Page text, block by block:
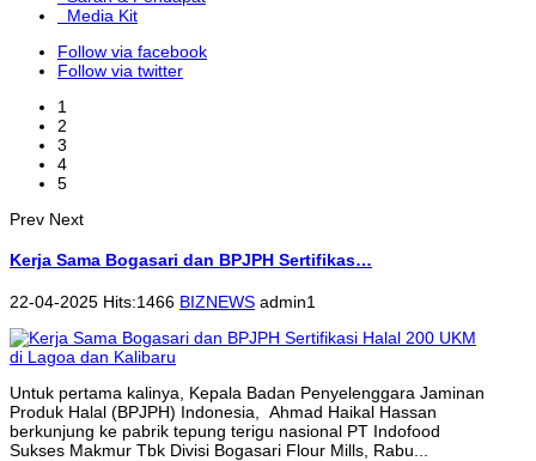
Media Kit
Follow via facebook
Follow via twitter
1
2
3
4
5
Prev Next
Kerja Sama Bogasari dan BPJPH Sertifikas…
22-04-2025 Hits:1466 BIZNEWS admin1
Untuk pertama kalinya, Kepala Badan Penyelenggara Jaminan
Produk Halal (BPJPH) Indonesia, Ahmad Haikal Hassan
berkunjung ke pabrik tepung terigu nasional PT Indofood
Sukses Makmur Tbk Divisi Bogasari Flour Mills, Rabu...